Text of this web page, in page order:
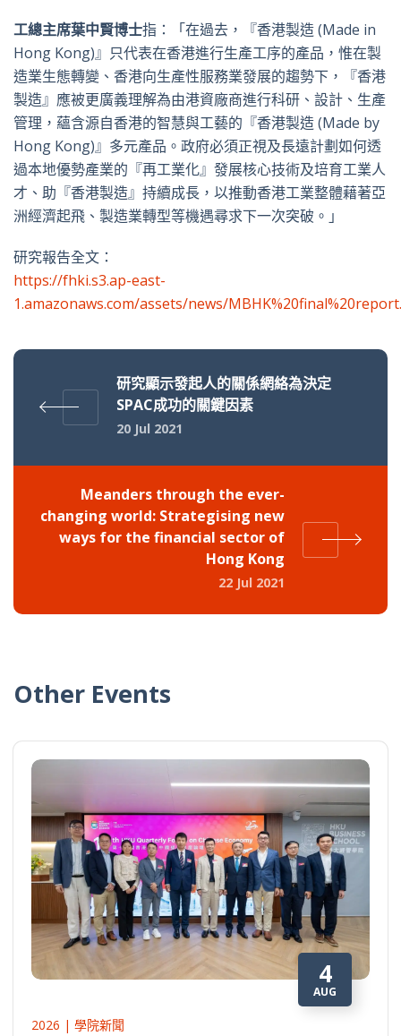
工總主席葉中賢博士指：「在過去，『香港製造 (Made in
Hong Kong)』只代表在香港進行生產工序的產品，惟在製
造業生態轉變、香港向生產性服務業發展的趨勢下，『香港
製造』應被更廣義理解為由港資廠商進行科研、設計、生產
管理，蘊含源自香港的智慧與工藝的『香港製造 (Made by
Hong Kong)』多元產品。政府必須正視及長遠計劃如何透
過本地優勢產業的『再工業化』發展核心技術及培育工業人
才、助『香港製造』持續成長，以推動香港工業整體藉著亞
洲經濟起飛、製造業轉型等機遇尋求下一次突破。」
研究報告全文：
https://fhki.s3.ap-east-
1.amazonaws.com/assets/news/
研究顯示發起人的關係網絡為決定
SPAC成功的關鍵因素
20 Jul 2021
Meanders through the ever-
changing world: Strategising new
ways for the financial sector of
Hong Kong
22 Jul 2021
Other Events
4
AUG
2026 | 學院新聞